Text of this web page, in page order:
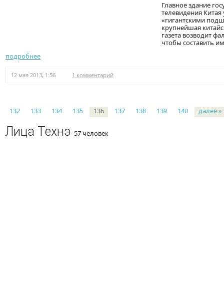
Главное здание
телевидения
«гигантскими
крупнейшая
газета возводит
чтобы составить
подробнее
12 мая 2013, 1:56 1 комментарий
Страницы
132 133 134 135 136 137 138 139 140 далее »
Лица Технэ 57 человек